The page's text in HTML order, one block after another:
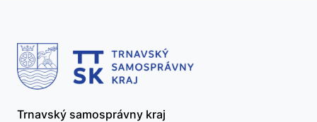
Trnavský samosprávny kraj